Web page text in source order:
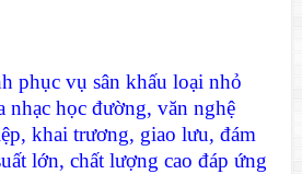
phục vụ sân khấu loại nhỏ
nhạc học đường, văn nghệ
khai trương, giao lưu, đám
lớn, chất lượng cao đáp ứng